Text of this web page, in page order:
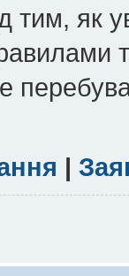
тим, як
|